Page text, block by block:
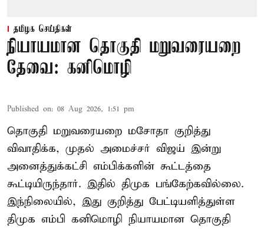
தமிழக செய்திகள்
நியாயமான தொகுதி மறுவரையறை
தேவை: கனிமொழி
Published on: 08 Aug 2026, 1:51 pm
தொகுதி மறுவரையறை மசோதா குறித்து
விவாதிக்க, முதல் அமைச்சர் விஜய் இன்று
அனைத்துக்கட்சி எம்பிக்களின் கூட்டத்தை
கூட்டியிருந்தார். இதில் திமுக பங்கேற்கவில்லை.
இந்நிலையில், இது குறித்து பேட்டியளித்துள்ள
திமுக எம்பி கனிமொழி நியாயமான தொகுதி